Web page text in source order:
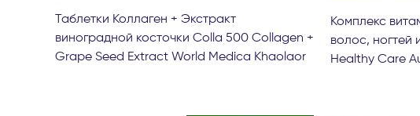
Таблетки Коллаген + Экстракт
виноградной косточки Colla 500 Collagen +
Grape Seed Extract World Medica Khaolaor
Комплекс
волос, ногтей
Healthy Care